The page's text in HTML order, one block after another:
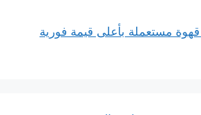
قهوة مستعملة بأعلى قيمة فورية